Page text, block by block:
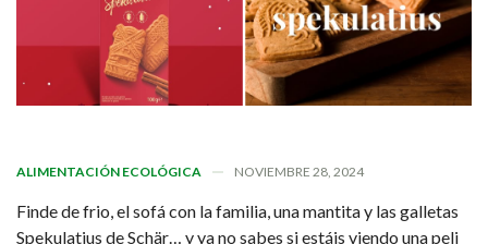
ALIMENTACIÓN ECOLÓGICA NOVIEMBRE 28, 2024
Finde de frio, el sofá con la familia, una mantita y las galletas
Spekulatius de Schär… y ya no sabes si estáis viendo una peli